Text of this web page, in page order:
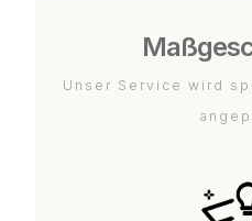
Unser Service wird